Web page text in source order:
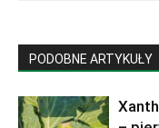
PODOBNE ARTYKUŁY